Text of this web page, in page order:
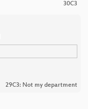
30C3
29C3: Not my department